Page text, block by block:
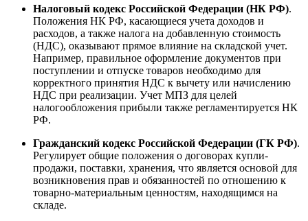
Налоговый кодекс Российской Федерации (НК РФ).
Положения НК РФ, касающиеся учета доходов и
расходов, а также налога на добавленную стоимость
(НДС), оказывают прямое влияние на складской учет.
Например, правильное оформление документов при
поступлении и отпуске товаров необходимо для
корректного принятия НДС к вычету или начислению
НДС при реализации. Учет МПЗ для целей
налогообложения прибыли также регламентируется НК
РФ.
Гражданский кодекс Российской Федерации (ГК РФ).
Регулирует общие положения о договорах купли-
продажи, поставки, хранения, что является основой для
возникновения прав и обязанностей по отношению к
товарно-материальным ценностям, находящимся на
складе.